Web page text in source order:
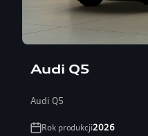
Audi Q5
Audi Q5
Rok produkcji2026